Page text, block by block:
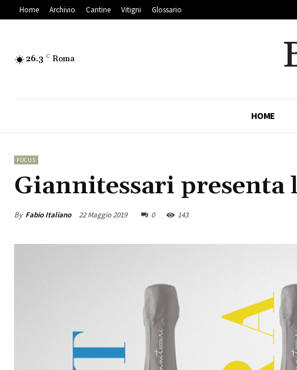
Home Archivio Cantine Vitigni Glossario
26.3 C Roma
HOME
FOCUS
Giannitessari presenta
By Fabio Italiano 22 Maggio 2019 0 143